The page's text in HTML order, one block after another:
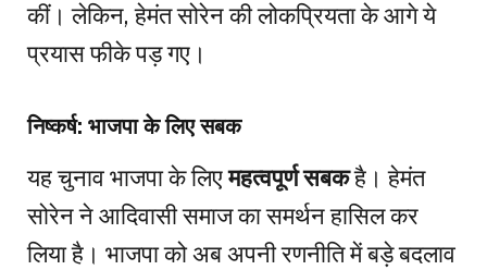
कीं। लेकिन, हेमंत सोरेन की लोकप्रियता के आगे ये
प्रयास फीके पड़ गए।
निष्कर्ष: भाजपा के लिए सबक
यह चुनाव भाजपा के लिएमहत्वपूर्ण सबकहै। हेमंत
सोरेन ने आदिवासी समाज का समर्थन हासिल कर
लिया है। भाजपा को अब अपनी रणनीति में बड़े बदलाव